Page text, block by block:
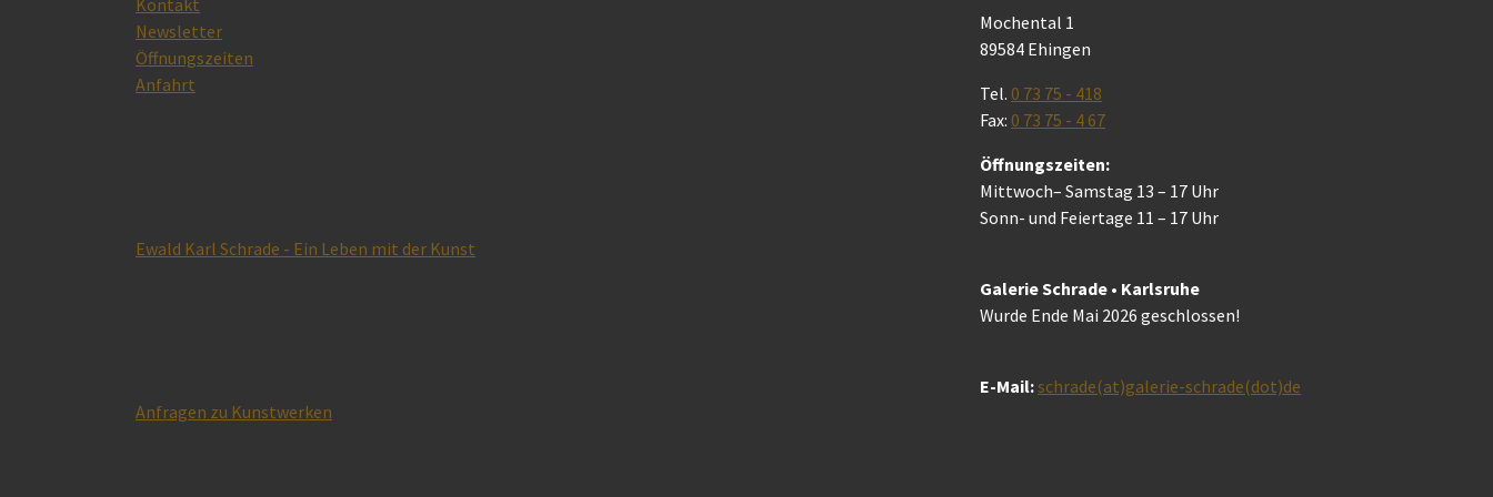
Newsletter
Öffnungszeiten
Anfahrt
Ewald Karl Schrade - Ein Leben mit der Kunst
Anfragen zu Kunstwerken
Mochental 1
89584 Ehingen
Tel. 0 73 75 - 418
Fax: 0 73 75 - 4 67
Öffnungszeiten:
Mittwoch– Samstag 13 – 17 Uhr
Sonn- und Feiertage 11 – 17 Uhr
Galerie Schrade • Karlsruhe
Wurde Ende Mai 2026 geschlossen!
E-Mail:schrade(at)galerie-schrade(dot)de